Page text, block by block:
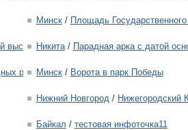
Минск/ Площадь
выставочный центр «БелЭкспо»
Никита/ Парадная арка с датой
ремесел и технологий "Дудутки", хутор
Минск/ Ворота в парк Победы
Нижний Новгород/ Нижегородский
Байкал / тестовая инфоточка11